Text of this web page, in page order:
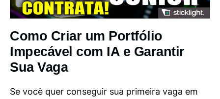
Como Criar um Portfólio
Impecável com IA e Garantir
Sua Vaga
Se você quer conseguir sua primeira vaga em